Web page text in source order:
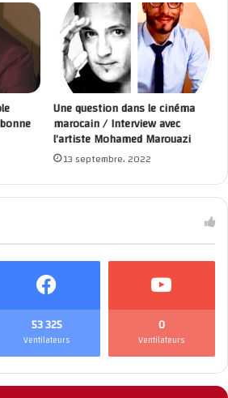
Une question dans le cinéma
marocain / Interview avec
l’artiste Mohamed Marouazi
13 septembre، 2022
53 325
Ventilateurs
0
Ventilateurs